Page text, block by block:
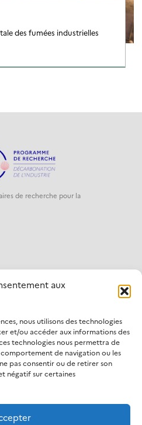
aux
nous utilisons des technologies
et/ou accéder aux informations des
technologies nous permettra de
de navigation ou les
pas consentir ou de retirer son
négatif sur certaines
des fumées industrielles
de recherche pour la